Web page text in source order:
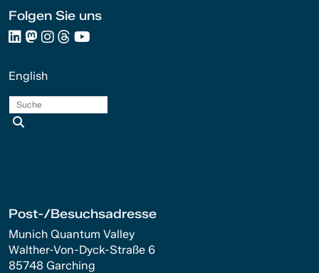
Folgen Sie uns
English
Post-/Besuchsadresse
Munich Quantum Valley
Walther-Von-Dyck-Straße 6
85748 Garching